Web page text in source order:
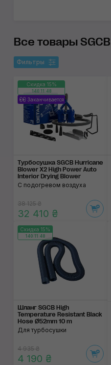
Все товары SGCB
Фильтры
Скидка 15%
140:11:48
Заканчивается
Турбосушка SGCB Hurricane
Blower X2 High Power Auto
Interior Drying Blower
С подогревом воздуха
38 125 ₴
32 410 ₴
Скидка 15%
140:11:48
Шланг SGCB High
Temperature Resistant Black
Hose Ø52mm 10 m
Для турбосушки
4 935 ₴
4 190 ₴